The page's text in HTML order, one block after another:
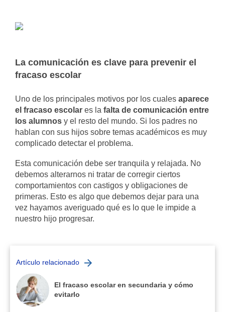
La comunicación es clave para prevenir el
fracaso escolar
Uno de los principales motivos por los cuales aparece
el fracaso escolar es la falta de comunicación entre
los alumnos y el resto del mundo. Si los padres no
hablan con sus hijos sobre temas académicos es muy
complicado detectar el problema.
Esta comunicación debe ser tranquila y relajada. No
debemos alterarnos ni tratar de corregir ciertos
comportamientos con castigos y obligaciones de
primeras. Esto es algo que debemos dejar para una
vez hayamos averiguado qué es lo que le impide a
nuestro hijo progresar.
Artículo relacionado
El fracaso escolar en secundaria y cómo
evitarlo